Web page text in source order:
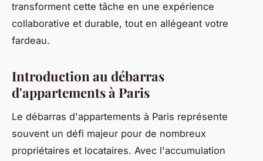
transforment cette tâche en une expérience
collaborative et durable, tout en allégeant votre
fardeau.
Introduction au débarras
d'appartements à Paris
Le débarras d'appartements à Paris représente
souvent un défi majeur pour de nombreux
propriétaires et locataires. Avec l'accumulation